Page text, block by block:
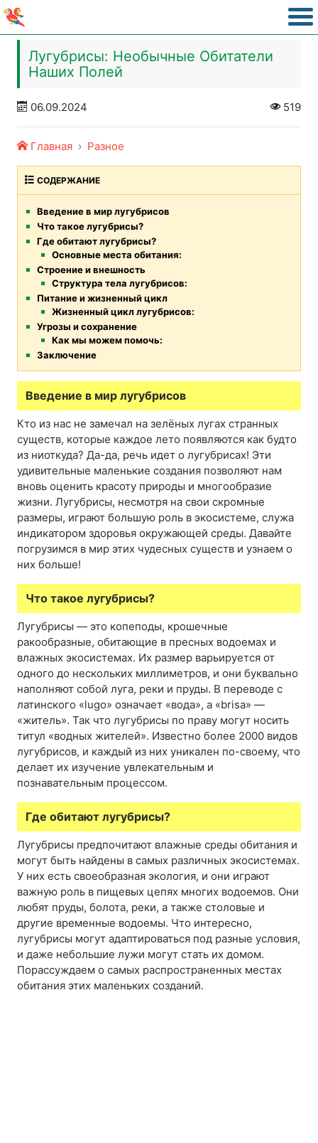
Лугубрисы: Необычные Обитатели
Наших Полей
06.09.2024 519
Главная Разное
СОДЕРЖАНИЕ
Введение в мир лугубрисов
Что такое лугубрисы?
Где обитают лугубрисы?
Основные места обитания:
Строение и внешность
Структура тела лугубрисов:
Питание и жизненный цикл
Жизненный цикл лугубрисов:
Угрозы и сохранение
Как мы можем помочь:
Заключение
Введение в мир лугубрисов
Кто из нас не замечал на зелёных лугах странных
существ, которые каждое лето появляются как будто
из ниоткуда? Да-да, речь идет о лугубрисах! Эти
удивительные маленькие создания позволяют нам
вновь оценить красоту природы и многообразие
жизни. Лугубрисы, несмотря на свои скромные
размеры, играют большую роль в экосистеме, служа
индикатором здоровья окружающей среды. Давайте
погрузимся в мир этих чудесных существ и узнаем о
них больше!
Что такое лугубрисы?
Лугубрисы — это копеподы, крошечные
ракообразные, обитающие в пресных водоемах и
влажных экосистемах. Их размер варьируется от
одного до нескольких миллиметров, и они буквально
наполняют собой луга, реки и пруды. В переводе с
латинского «lugo» означает «вода», а «brisa» —
«житель». Так что лугубрисы по праву могут носить
титул «водных жителей». Известно более 2000 видов
лугубрисов, и каждый из них уникален по-своему, что
делает их изучение увлекательным и
познавательным процессом.
Где обитают лугубрисы?
Лугубрисы предпочитают влажные среды обитания и
могут быть найдены в самых различных экосистемах.
У них есть своеобразная экология, и они играют
важную роль в пищевых цепях многих водоемов. Они
любят пруды, болота, реки, а также столовые и
другие временные водоемы. Что интересно,
лугубрисы могут адаптироваться под разные условия,
и даже небольшие лужи могут стать их домом.
Порассуждаем о самых распространенных местах
обитания этих маленьких созданий.